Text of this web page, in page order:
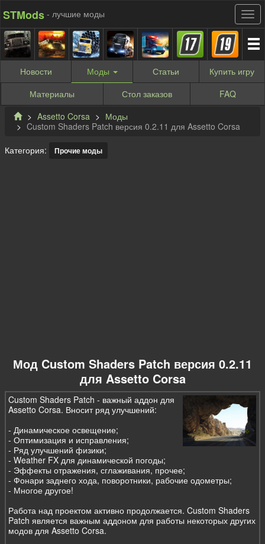
STMods - лучшие моды
Новости Моды Статьи Купить игру
Материалы
Стол заказов
FAQ
Assetto Corsa
Моды
Custom Shaders Patch версия 0.2.11 для Assetto Corsa
Категория: Прочие моды
Мод Custom Shaders Patch версия 0.2.11
для Assetto Corsa
Custom Shaders Patch - важный аддон для
Assetto Corsa. Вносит ряд улучшений:
- Динамическое освещение;
- Оптимизация и исправления;
- Ряд улучшений физики;
- Weather FX для динамической погоды;
- Эффекты отражения, сглаживания, прочее;
- Фонари заднего хода, поворотники, рабочие одометры;
- Многое другое!
Работа над проектом активно продолжается. Custom Shaders
Patch является важным аддоном для работы некоторых других
модов для Assetto Corsa.